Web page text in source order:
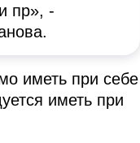
пр», -
иметь при себе
иметь при